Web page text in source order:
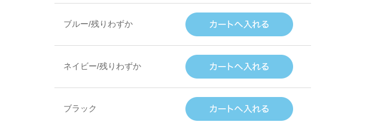
ブルー/残りわずか
ネイビー/残りわずか
ブラック